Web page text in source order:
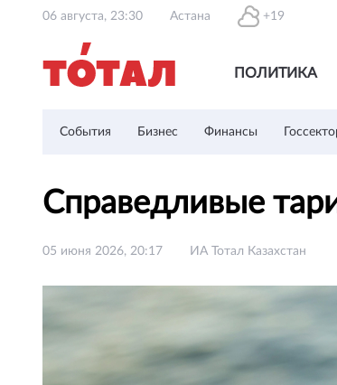
06 августа, 23:30 Астана +19
ПОЛИТИКА
События Бизнес Финансы
Справедливые
05 июня 2026, 20:17 ИА Тотал Казахстан